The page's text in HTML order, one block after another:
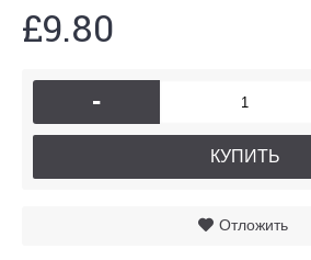
£9.80
-
КУПИТЬ
Отложить